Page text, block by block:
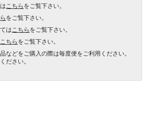
こちらをご覧下さい。
をご覧下さい。
は こちらをご覧下さい。
こちらをご覧下さい。
などをご購入の際は毎度便をご利用ください。
ださい。